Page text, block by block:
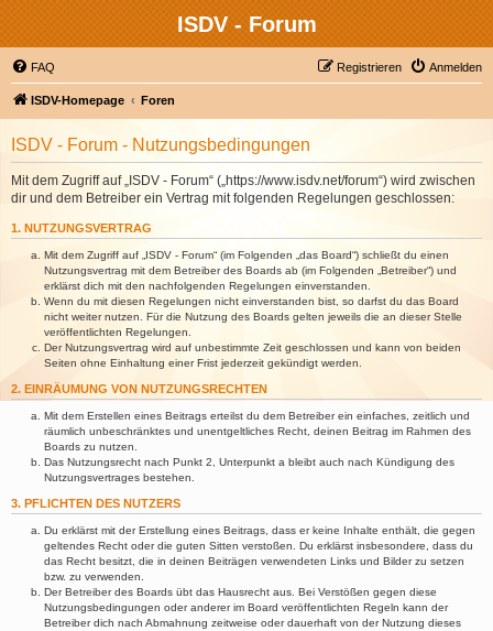
ISDV - Forum
FAQ Anmelden
Registrieren
ISDV-Homepage Foren
ISDV - Forum - Nutzungsbedingungen
Mit dem Zugriff auf „ISDV - Forum“ („https://www.isdv.net/forum“) wird zwischen
dir und dem Betreiber ein Vertrag mit folgenden Regelungen geschlossen:
1. NUTZUNGSVERTRAG
Mit dem Zugriff auf „ISDV - Forum“ (im Folgenden „das Board“) schließt du einen
Nutzungsvertrag mit dem Betreiber des Boards ab (im Folgenden „Betreiber“) und
erklärst dich mit den nachfolgenden Regelungen einverstanden.
Wenn du mit diesen Regelungen nicht einverstanden bist, so darfst du das Board
nicht weiter nutzen. Für die Nutzung des Boards gelten jeweils die an dieser Stelle
veröffentlichten Regelungen.
Der Nutzungsvertrag wird auf unbestimmte Zeit geschlossen und kann von beiden
Seiten ohne Einhaltung einer Frist jederzeit gekündigt werden.
2. EINRÄUMUNG VON NUTZUNGSRECHTEN
Mit dem Erstellen eines Beitrags erteilst du dem Betreiber ein einfaches, zeitlich und
räumlich unbeschränktes und unentgeltliches Recht, deinen Beitrag im Rahmen des
Boards zu nutzen.
Das Nutzungsrecht nach Punkt 2, Unterpunkt a bleibt auch nach Kündigung des
Nutzungsvertrages bestehen.
3. PFLICHTEN DES NUTZERS
Du erklärst mit der Erstellung eines Beitrags, dass er keine Inhalte enthält, die gegen
geltendes Recht oder die guten Sitten verstoßen. Du erklärst insbesondere, dass du
das Recht besitzt, die in deinen Beiträgen verwendeten Links und Bilder zu setzen
bzw. zu verwenden.
Der Betreiber des Boards übt das Hausrecht aus. Bei Verstößen gegen diese
Nutzungsbedingungen oder anderer im Board veröffentlichten Regeln kann der
Betreiber dich nach Abmahnung zeitweise oder dauerhaft von der Nutzung dieses